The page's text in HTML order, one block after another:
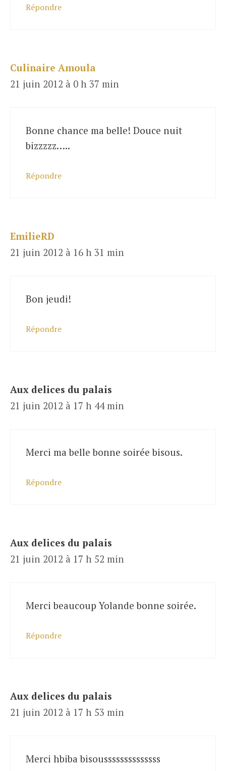
Répondre
Culinaire Amoula
21 juin 2012 à 0 h 37 min
Bonne chance ma belle! Douce nuit
bizzzzz…..
Répondre
EmilieRD
21 juin 2012 à 16 h 31 min
Bon jeudi!
Répondre
Aux delices du palais
21 juin 2012 à 17 h 44 min
Merci ma belle bonne soirée bisous.
Répondre
Aux delices du palais
21 juin 2012 à 17 h 52 min
Merci beaucoup Yolande bonne soirée.
Répondre
Aux delices du palais
21 juin 2012 à 17 h 53 min
Merci hbiba bisoussssssssssssss